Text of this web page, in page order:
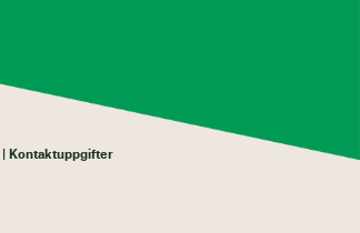
Kontaktuppgifter